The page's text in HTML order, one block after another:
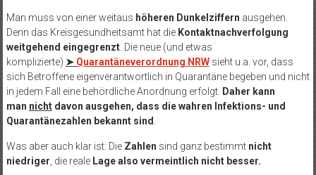
Man muss von einer weitaus höheren Dunkelziffern ausgehen.
Denn das Kreisgesundheitsamt hat die Kontaktnachverfolgung
weitgehend eingegrenzt. Die neue (und etwas
komplizierte) ➤ Quarantäneverordnung NRWsieht u.a. vor, dass
sich Betroffene eigenverantwortlich in Quarantäne begeben und nicht
in jedem Fall eine behördliche Anordnung erfolgt. Daher kann
man nichtdavon ausgehen, dass die wahren Infektions- und
Quarantänezahlen bekannt sind.
Was aber auch klar ist: Die Zahlen sind ganz bestimmt nicht
niedriger, die reale Lage also vermeintlich nicht besser.